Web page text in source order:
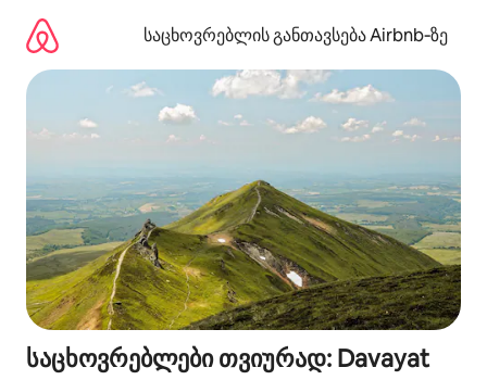
გადასვლა
საცხოვრებლის განთავსება Airbnb‑ზე
საცხოვრებლები თვიურად: Davayat